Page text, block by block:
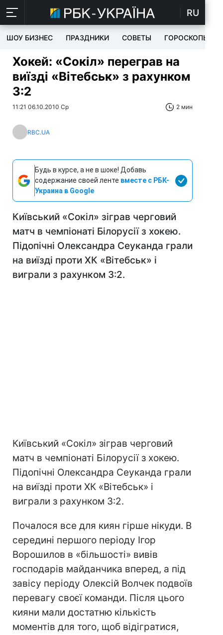
RU
ШОУ БИЗНЕС ПРАЗДНИКИ СОВЕТЫ ГОРОСКОПЫ
Хокей: «Сокіл» переграв на
виїзді «Вітебськ» з рахунком
3:2
11:21 06.10.2010 Ср 2 мин
RBC.UA
Будь в курсе, а не в шоке! Добавь
содержание своей ленте вместе с РБК-
Украина в Google
Київський «Сокіл» зіграв черговий
матч в чемпіонаті Білорусії з хокею.
Підопічні Олександра Сеуканда грали
на виїзді проти ХК «Вітебськ» і
виграли з рахунком 3:2.
Київський «Сокіл» зіграв черговий
матч в чемпіонаті Білорусії з хокею.
Підопічні Олександра Сеуканда грали
на виїзді проти ХК «Вітебськ» і
виграли з рахунком 3:2.
Почалося все для киян гірше нікуди. В
середині першого періоду Ігор
Ворошилов в «більшості» вивів
господарів майданчика вперед, а під
завісу періоду Олексій Волчек подвоїв
перевагу своєї команди. Після цього
кияни мали достатню кількість
моментів для того, щоб відігратися,